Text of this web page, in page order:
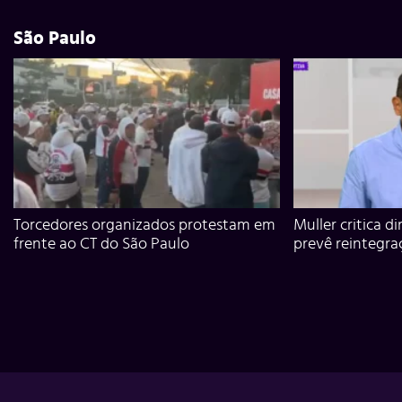
São Paulo
Torcedores organizados protestam em
frente ao CT do São Paulo
Muller critica
prevê